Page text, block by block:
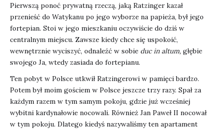
Pierwszą ponoć prywatną rzeczą, jaką Ratzinger kazał
przenieść do Watykanu po jego wyborze na papieża, był jego
fortepian. Stoi w jego mieszkaniu oczywiście do dziś w
centralnym miejscu. Zawsze kiedy chce się uspokoić,
wewnętrznie wyciszyć, odnaleźć w sobie duc in altum, głębie
swojego Ja, wtedy zasiada do fortepianu.
Ten pobyt w Polsce utkwił Ratzingerowi w pamięci bardzo.
Potem był moim gościem w Polsce jeszcze trzy razy. Spał za
każdym razem w tym samym pokoju, gdzie już wcześniej
wybitni kardynałowie nocowali. Również Jan Paweł II nocował
w tym pokoju. Dlatego kiedyś nazywaliśmy ten apartament